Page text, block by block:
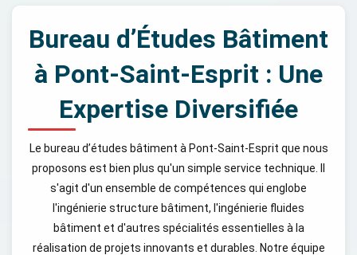
Bureau d’Études Bâtiment
à Pont-Saint-Esprit : Une
Expertise Diversifiée
Le bureau d’études bâtiment à Pont-Saint-Esprit que nous
proposons est bien plus qu'un simple service technique. Il
s'agit d'un ensemble de compétences qui englobe
l'ingénierie structure bâtiment, l'ingénierie fluides
bâtiment et d'autres spécialités essentielles à la
réalisation de projets innovants et durables. Notre équipe